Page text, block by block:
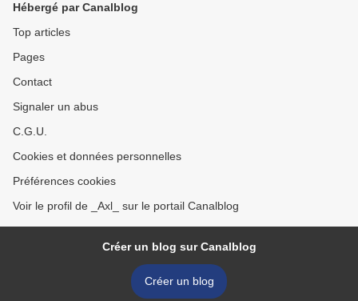
Hébergé par Canalblog
Top articles
Pages
Contact
Signaler un abus
C.G.U.
Cookies et données personnelles
Préférences cookies
Voir le profil de _Axl_ sur le portail Canalblog
Créer un blog sur Canalblog
Créer un blog